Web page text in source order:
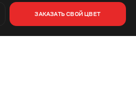
ЗАКАЗАТЬ СВОЙ ЦВЕТ